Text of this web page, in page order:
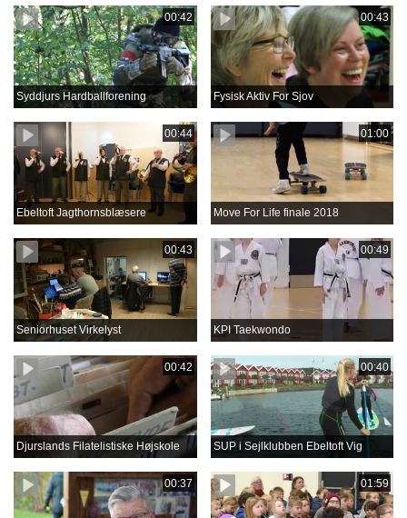
00:42
Syddjurs Hardballforening
00:43
Fysisk Aktiv For Sjov
00:44
Ebeltoft Jagthornsblæsere
01:00
Move For Life finale 2018
00:43
Seniorhuset Virkelyst
00:49
KPI Taekwondo
00:42
Djurslands Filatelistiske Højskole
00:40
SUP i Sejlklubben Ebeltoft Vig
00:37 01:59